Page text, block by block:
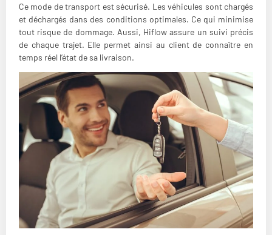
Ce mode de transport est sécurisé. Les véhicules sont chargés
et déchargés dans des conditions optimales. Ce qui minimise
tout risque de dommage. Aussi, Hiflow assure un suivi précis
de chaque trajet. Elle permet ainsi au client de connaître en
temps réel l’état de sa livraison.